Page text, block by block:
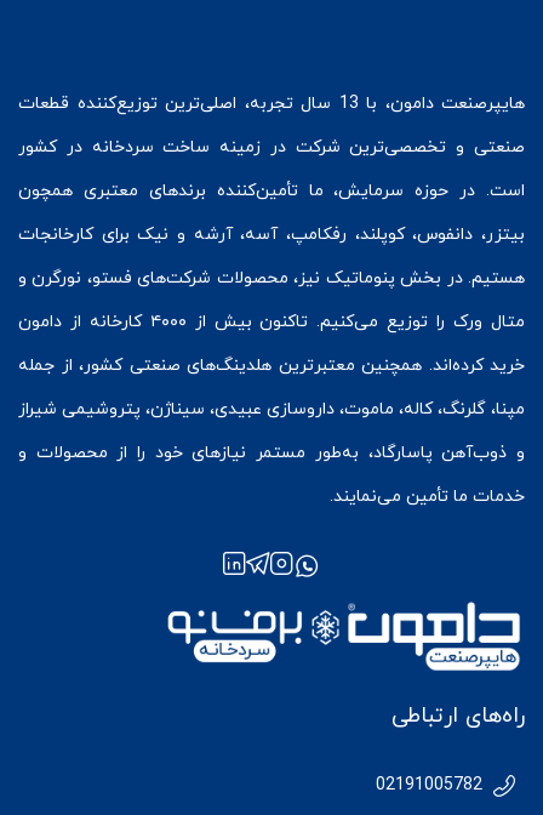
هایپرصنعت
دامون، با 13 سال تجربه، اصلی‌ترین توزیع‌کننده قطعات
صنعتی و تخصصی‌ترین شرکت در زمینه ساخت سردخانه در کشور
است. در حوزه سرمایش، ما تأمین‌کننده برندهای معتبری همچون
بیتزر، دانفوس،کوپلند، رفکامپ، آسه، آرشه و نیک برای کارخانجات
هستیم. در بخش پنوماتیک نیز، محصولات شرکت‌های فستو، نورگرن و
متال ورک
را توزیع می‌کنیم. تاکنون بیش از ۴۰۰۰ کارخانه از دامون
خرید کرده‌اند. همچنین معتبرترین هلدینگ‌های صنعتی کشور، از جمله
مپنا، گلرنگ، کاله، ماموت، داروسازی عبیدی، سیناژن، پتروشیمی شیراز
و ذوب‌آهن پاسارگاد، به‌طور مستمر نیازهای خود را از محصولات و
خدمات ما تأمین می‌نمایند.
راه‌های ارتباطی
02191005782